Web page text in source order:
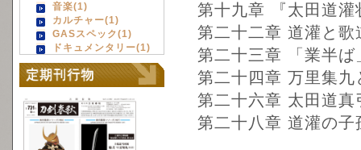
音楽(1)
カルチャー(1)
GASスペック(1)
ドキュメンタリー(1)
第十九章 『太田道灌
第二十二章 道灌と歌
第二十三章 「業半ば
第二十四章 万里集九
第二十六章 太田道真
第二十八章 道灌の子